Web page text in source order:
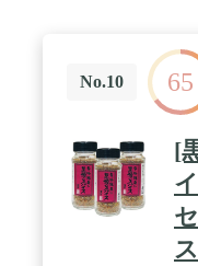
No.10 65
[